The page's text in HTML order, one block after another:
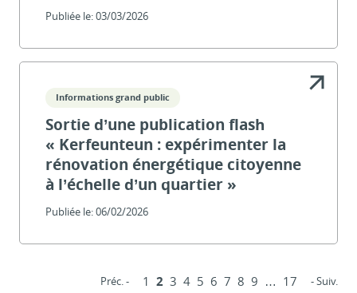
Publiée le:03/03/2026
Informations grand public
Sortie d’une publication flash
« Kerfeunteun : expérimenter la
rénovation énergétique citoyenne
à l’échelle d’un quartier »
Publiée le:06/02/2026
Préc. - 1 2 3 4 5 6 7 8 9 … 17 - Suiv.